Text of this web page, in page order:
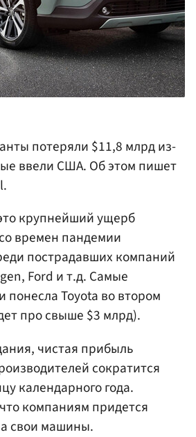
потеряли $11,8 млрд из-
ввели США. Об этом пишет
крупнейший ущерб
времен пандемии
пострадавших компаний
Ford и т.д. Самые
понесла Toyota во втором
про свыше $3 млрд).
чистая прибыль
сократится
календарного года.
компаниям придется
свои машины.